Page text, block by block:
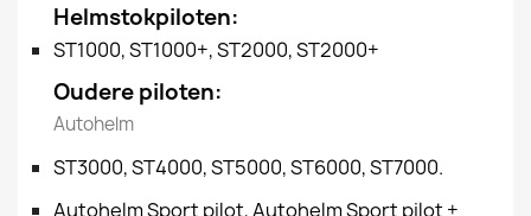
Helmstokpiloten:
ST1000, ST1000+, ST2000, ST2000+
Oudere piloten:
Autohelm
ST3000, ST4000, ST5000, ST6000, ST7000.
Autohelm Sport pilot, Autohelm Sport pilot +